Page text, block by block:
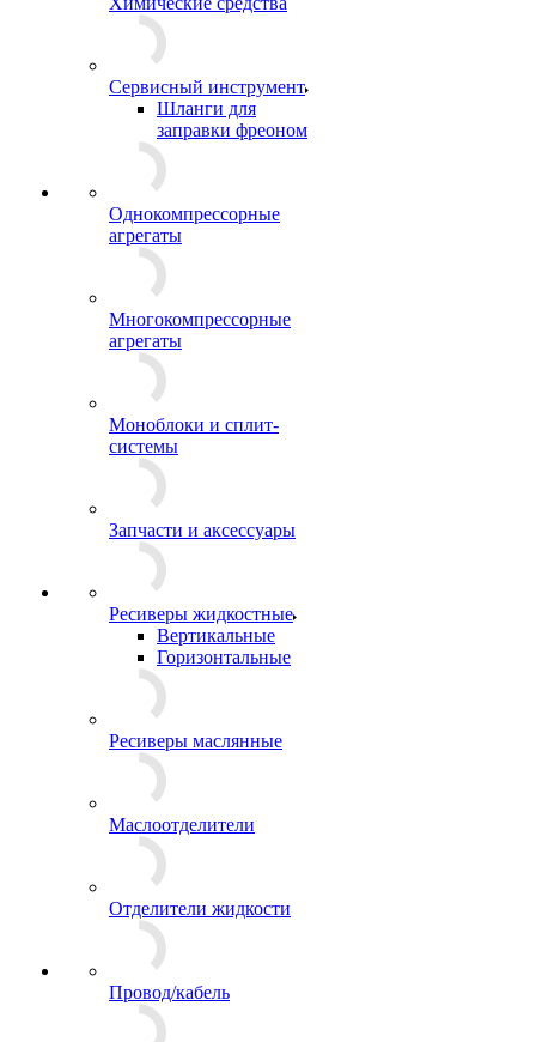
Сервисный инструмент
Шланги для
заправки фреоном
Однокомпрессорные
агрегаты
Многокомпрессорные
агрегаты
Моноблоки и сплит-
системы
Запчасти и аксессуары
Ресиверы жидкостные
Вертикальные
Горизонтальные
Ресиверы маслянные
Маслоотделители
Отделители жидкости
Провод/кабель